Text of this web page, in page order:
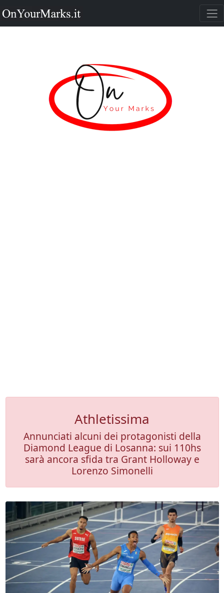
Athletissima
Annunciati alcuni dei protagonisti della
Diamond League di Losanna: sui 110hs
sarà ancora sfida tra Grant Holloway e
Lorenzo Simonelli